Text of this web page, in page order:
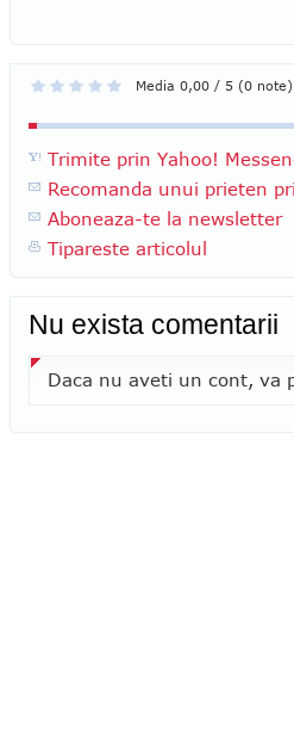
Media 0,00 / 5 (0 note)
Trimite prin Yahoo!
Recomanda unui prieten
Aboneaza-te la newsletter
Tipareste articolul
Nu exista comentarii
Daca nu aveti un cont, va